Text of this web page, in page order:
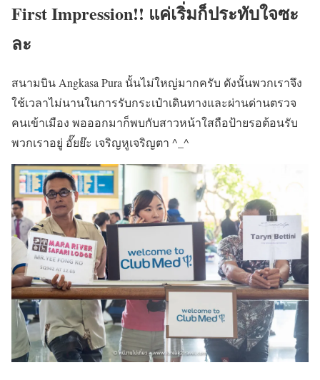
First Impression!! แค่เริ่มก็ประทับใจซะ
ละ
สนามบิน Angkasa Pura นั้นไม่ใหญ่มากครับ ดังนั้นพวกเราจึง
ใช้เวลาไม่นานในการรับกระเป๋าเดินทางและผ่านด่านตรวจ
คนเข้าเมือง พอออกมาก็พบกับสาวหน้าใสถือป้ายรอต้อนรับ
พวกเราอยู่ อั๊ยย๊ะ เจริญหูเจริญตา ^_^